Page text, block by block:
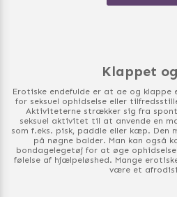
Klappet
Erotiske endefulde er at ae og klappe
for seksuel ophidselse eller
Aktiviteterne strækker sig fra
seksuel aktivitet til at anvende en
som f.eks. pisk, paddle eller kæp. Den
på nøgne balder. Man kan også
bondagelegetøj for at øge
følelse af hjælpeløshed. Mange
være et